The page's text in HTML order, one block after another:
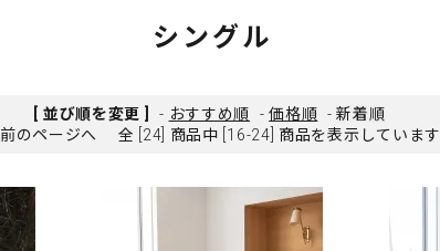
OUTLET / アウトレット
シングル
[ 並び順を変更 ] - おすすめ順 -価格順 -新着順
前のページへ
全 [24] 商品中 [16-24] 商品を表示しています